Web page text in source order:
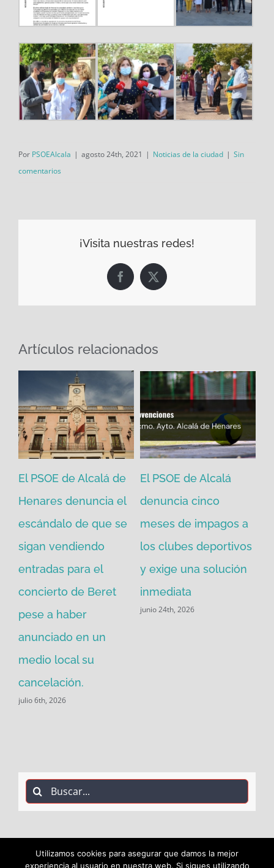
Por PSOEAlcala | agosto 24th, 2021 | Noticias de la ciudad | Sin
comentarios
¡Visita nuestras redes!
Facebook
X
Artículos relacionados
El PSOE de Alcalá de
Henares denuncia el
escándalo de que se
sigan vendiendo
entradas para el
concierto de Beret
pese a haber
anunciado en un
medio local su
cancelación.
julio 6th, 2026
El PSOE de Alcalá
denuncia cinco
meses de impagos a
los clubes deportivos
y exige una solución
inmediata
junio 24th, 2026
Buscar:
Utilizamos cookies para asegurar que damos la mejor
experiencia al usuario en nuestra web. Si sigues utilizando